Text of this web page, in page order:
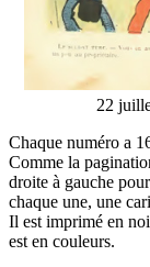
22
Chaque numéro a
Comme la
droite à gauche
chaque une, une
Il est imprimé en
est en couleurs.